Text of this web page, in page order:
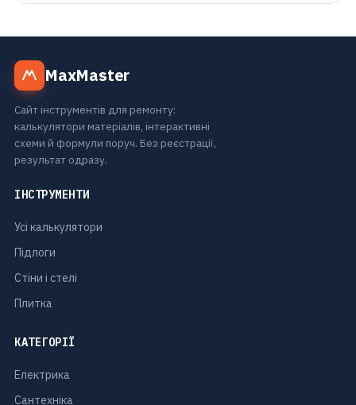
MaxMaster
Сайт інструментів для ремонту:
калькулятори матеріалів, інтерактивні
схеми й формули поруч. Без реєстрації,
результат одразу.
ІНСТРУМЕНТИ
Усі калькулятори
Підлоги
Стіни і стелі
Плитка
КАТЕГОРІЇ
Електрика
Сантехніка